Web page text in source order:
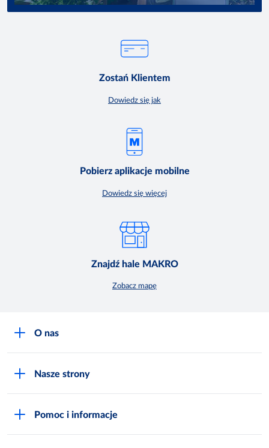
Zostań Klientem
Dowiedz się jak
Pobierz aplikacje mobilne
Dowiedz się więcej
Znajdź hale MAKRO
Zobacz mapę
O nas
Nasze strony
Pomoc i informacje